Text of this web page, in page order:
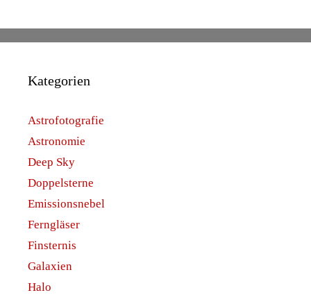
Kategorien
Astrofotografie
Astronomie
Deep Sky
Doppelsterne
Emissionsnebel
Ferngläser
Finsternis
Galaxien
Halo